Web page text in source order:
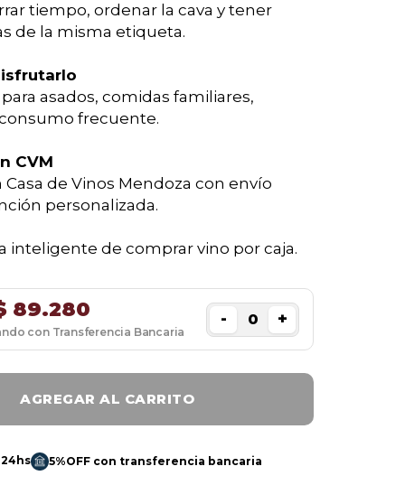
tiempo, ordenar la cava y tener
de la misma etiqueta.
asados, comidas familiares,
frecuente.
CVM
de Vinos Mendoza con envío
personalizada.
inteligente de comprar vino por caja.
89.280
con Transferencia Bancaria
- +
AGREGAR AL CARRITO
5%OFF con transferencia bancaria